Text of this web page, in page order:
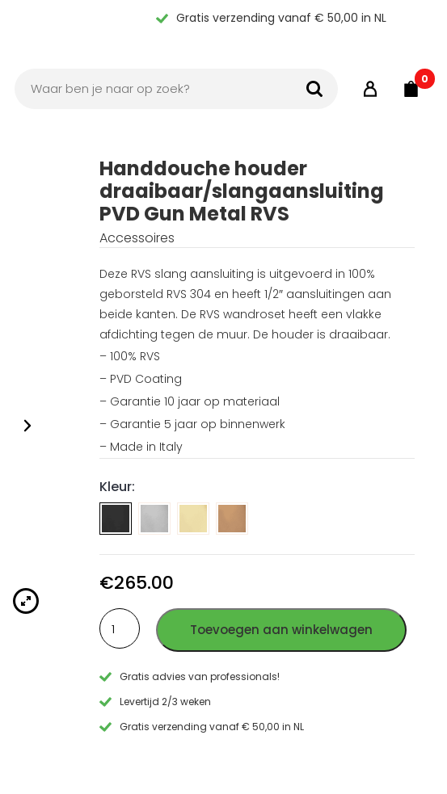
Gratis verzending vanaf € 50,00 in NL
0
Handdouche houder
draaibaar/slangaansluiting
PVD Gun Metal RVS
Accessoires
Deze RVS slang aansluiting is uitgevoerd in 100%
geborsteld RVS 304 en heeft 1/2″ aansluitingen aan
beide kanten. De RVS wandroset heeft een vlakke
afdichting tegen de muur. De houder is draaibaar.
– 100% RVS
– PVD Coating
– Garantie 10 jaar op materiaal
– Garantie 5 jaar op binnenwerk
– Made in Italy
Kleur:
houder
draaibaar/slangaansluiting
geborsteld
houder
draaibaar/slangaansluiting
houder
draaibaar/slangaansluiting
€265.00
Handdouche
houder
draaibaar/slangaansluiting
Gun
Metal
aantal
Toevoegen aan winkelwagen
Gratis advies van professionals!
Levertijd 2/3 weken
Gratis verzending vanaf € 50,00 in NL